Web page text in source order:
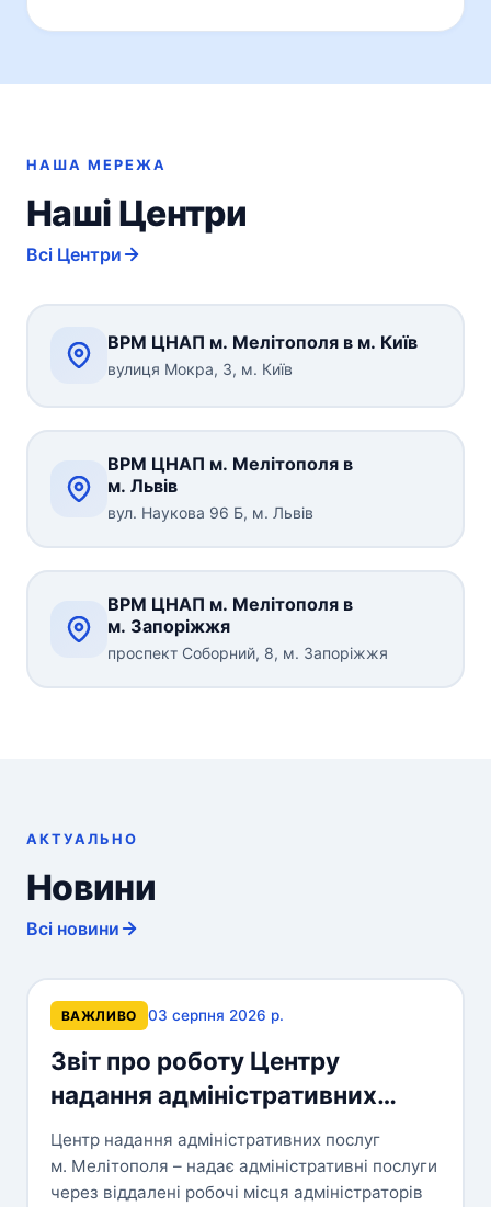
НАША МЕРЕЖА
Наші Центри
Всі Центри
ВРМ ЦНАП м. Мелітополя в м. Київ
вулиця Мокра, 3, м. Київ
ВРМ ЦНАП м. Мелітополя в
м. Львів
вул. Наукова 96 Б, м. Львів
ВРМ ЦНАП м. Мелітополя в
м. Запоріжжя
проспект Соборний, 8, м. Запоріжжя
АКТУАЛЬНО
Новини
Всі новини
ВАЖЛИВО 03 серпня 2026 р.
Звіт про роботу Центру
надання адміністративних
послуг м. Мелітополя за І
півріччя 2026 року
Центр надання адміністративних послуг
м. Мелітополя – надає адміністративні послуги
через віддалені робочі місця адміністраторів